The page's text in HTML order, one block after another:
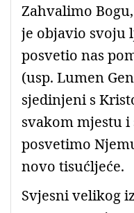
Zahvalimo
je objavio svoju
posvetio nas
(usp. Lumen
sjedinjeni s
svakom mjestu
posvetimo
novo tisućljeće.
Svjesni velikog